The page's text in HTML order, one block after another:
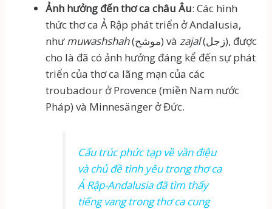
Ảnh hưởng đến thơ ca châu Âu: Các hình
thức thơ ca Ả Rập phát triển ở Andalusia,
nhưmuwashshah (موشح) và zajal(زجل), được
cho là đã có ảnh hưởng đáng kể đến sự phát
triển của thơ ca lãng mạn của các
troubadour ở Provence (miền Nam nước
Pháp) và Minnesänger ở Đức.
Cấu trúc phức tạp về vần điệu
và chủ đề tình yêu trong thơ ca
Ả Rập-Andalusia đã tìm thấy
tiếng vang trong thơ ca cung